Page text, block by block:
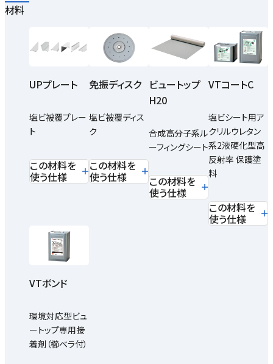
材料
UPプレート
塩ビ被覆プレー
ト
この材料を
使う仕様
免振ディスク
塩ビ被覆ディス
ク
この材料を
使う仕様
ビュートップ
H20
合成高分子系ル
ーフィングシート
この材料を
使う仕様
VTコートC
塩ビシート用ア
クリルウレタン
系2液硬化型高
反射率 保護塗
料
この材料を
使う仕様
VTボンド
環境対応型ビュ
ートップ専用接
着剤（櫛ベラ付）